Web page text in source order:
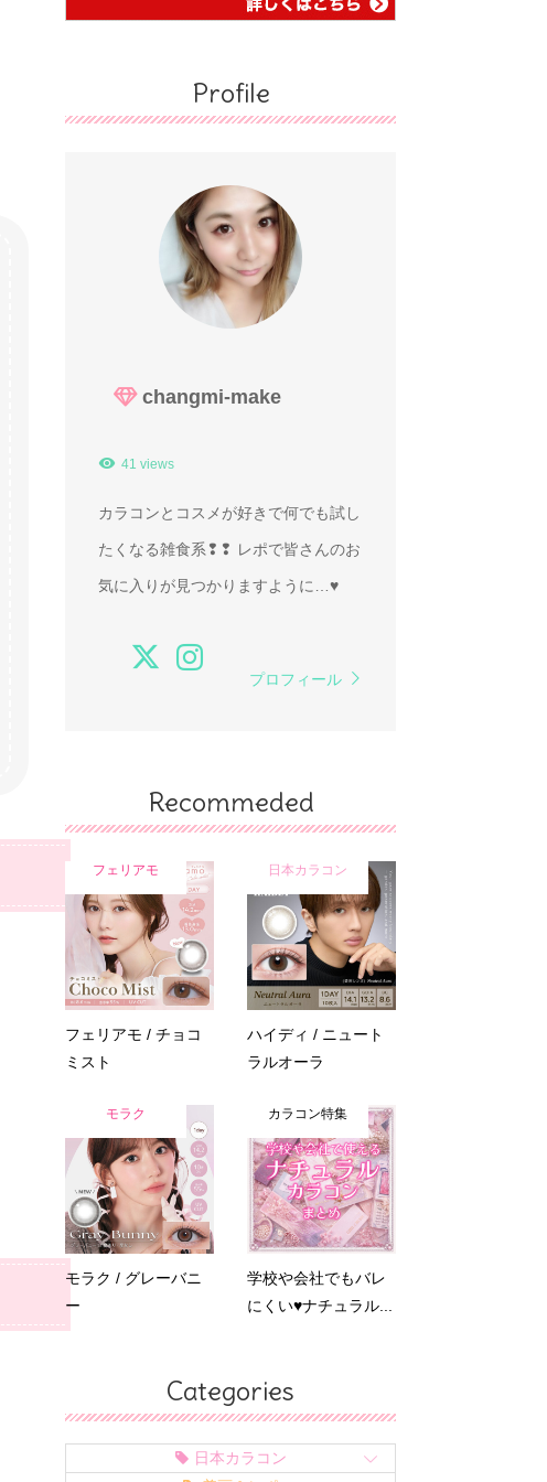
Profile
changmi-make
41 views
カラコンとコスメが好きで何でも試し
たくなる雑食系❢❢ レポで皆さんのお
気に入りが見つかりますように…♥
プロフィール
Recommeded
フェリアモ
フェリアモ / チョコ
ミスト
日本カラコン
ハイディ / ニュート
ラルオーラ
モラク
モラク / グレーバニ
ー
カラコン特集
学校や会社でもバレ
にくい♥ナチュラル...
Categories
日本カラコン